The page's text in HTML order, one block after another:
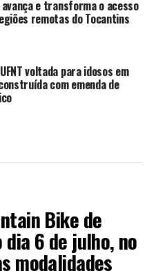
avança e transforma o acesso
remotas do Tocantins
voltada para idosos em
com emenda de
Bike de
6 de julho, no
modalidades